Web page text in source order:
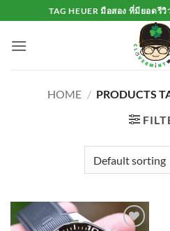
to
content
TAG HEUER มือสอง ที่มียอดรี
HOME / PRODUCTS